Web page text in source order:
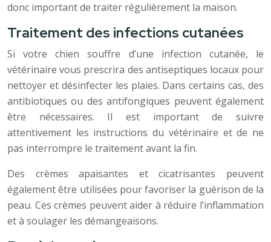
donc important de traiter régulièrement la maison.
Traitement des infections cutanées
Si votre chien souffre d’une infection cutanée, le
vétérinaire vous prescrira des antiseptiques locaux pour
nettoyer et désinfecter les plaies. Dans certains cas, des
antibiotiques ou des antifongiques peuvent également
être nécessaires. Il est important de suivre
attentivement les instructions du vétérinaire et de ne
pas interrompre le traitement avant la fin.
Des crèmes apaisantes et cicatrisantes peuvent
également être utilisées pour favoriser la guérison de la
peau. Ces crèmes peuvent aider à réduire l’inflammation
et à soulager les démangeaisons.